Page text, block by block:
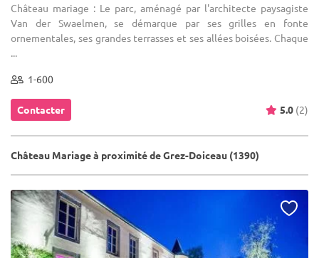
Château mariage : Le parc, aménagé par l'architecte paysagiste
Van der Swaelmen, se démarque par ses grilles en fonte
ornementales, ses grandes terrasses et ses allées boisées. Chaque
...
1-600
Contacter 5.0 (2)
Château Mariage à proximité de Grez-Doiceau (1390)